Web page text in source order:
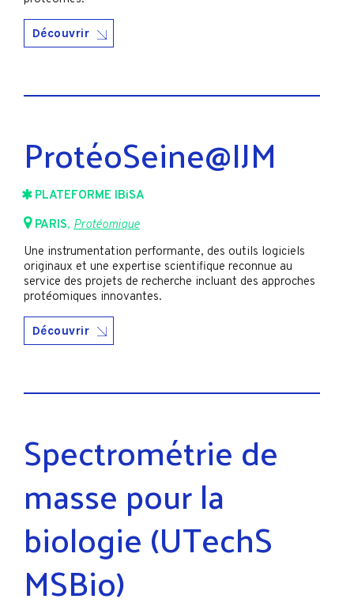
Découvrir
ProtéoSeine@IJM
PLATEFORME IBiSA
PARIS, Protéomique
Une instrumentation performante, des outils logiciels
originaux et une expertise scientifique reconnue au
service des projets de recherche incluant des approches
protéomiques innovantes.
Découvrir
Spectrométrie de
masse pour la
biologie (UTechS
MSBio)